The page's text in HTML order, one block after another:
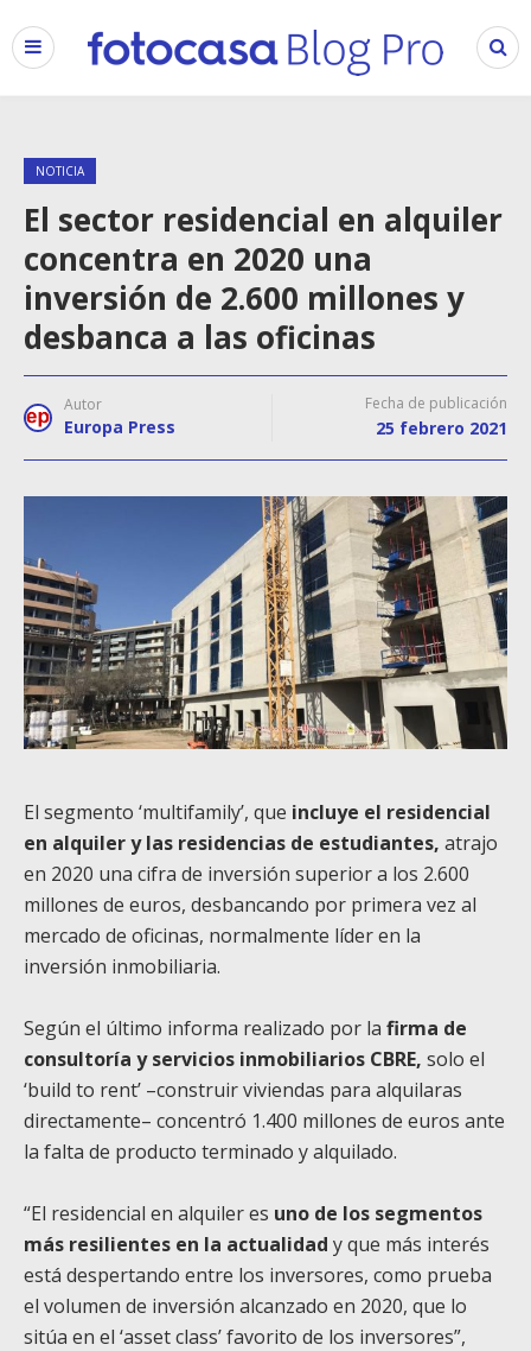
NOTICIA
El sector residencial en alquiler
concentra en 2020 una
inversión de 2.600 millones y
desbanca a las oficinas
Autor
Europa Press
Fecha de publicación
25 febrero 2021
El segmento ‘multifamily’, que incluye el residencial
en alquiler y las residencias de estudiantes, atrajo
en 2020 una cifra de inversión superior a los 2.600
millones de euros, desbancando por primera vez al
mercado de oficinas, normalmente líder en la
inversión inmobiliaria.
Según el último informa realizado por la firma de
consultoría y servicios inmobiliarios CBRE, solo el
‘build to rent’ –construir viviendas para alquilaras
directamente– concentró 1.400 millones de euros ante
la falta de producto terminado y alquilado.
“El residencial en alquiler es uno de los segmentos
más resilientes en la actualidad y que más interés
está despertando entre los inversores, como prueba
el volumen de inversión alcanzado en 2020, que lo
sitúa en el ‘asset class’ favorito de los inversores”,